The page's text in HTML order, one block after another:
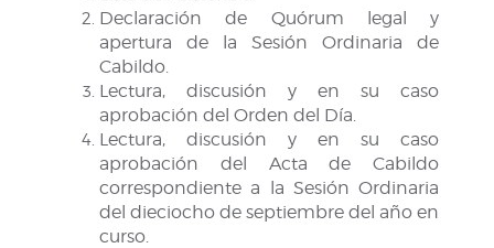
Declaración de Quórum legal y
apertura de la Sesión Ordinaria de
Cabildo.
Lectura, discusión y en su caso
aprobación del Orden del Día.
Lectura, discusión y en su caso
aprobación del Acta de Cabildo
correspondiente a la Sesión Ordinaria
del dieciocho de septiembre del año en
curso.